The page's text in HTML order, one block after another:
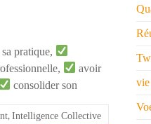
pratique,
avoir
consolider son
, Intelligence Collective